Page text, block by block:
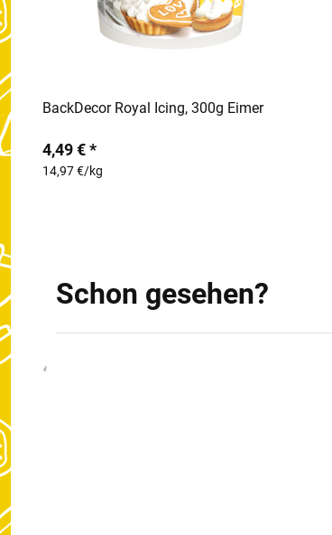
BackDecor Royal Icing, 300g Eimer
4,49 € *
14,97 €/kg
Schon gesehen?